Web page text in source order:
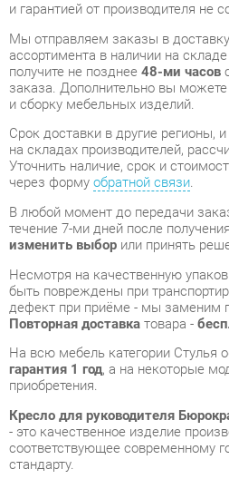
заказа. Дополнительно вы можете
и сборку мебельных изделий.
Срок доставки в другие регионы, и
на складах производителей,
Уточнить наличие, срок и
через формуобратной связи.
В любой момент до передачи заказа
течение 7-ми дней после
изменить выборили принять
Несмотря на качественную
дефект при приёме - мы заменим
Повторная доставкатовара -
гарантия 1 год, а на некоторые
приобретения.
Кресло для руководителя
- это качественное изделие
соответствующее современному
стандарту.
Надеемся, вы останетесь довольны
будем рады, если вы оставите
использования, который поможет
будущим покупателям.
Кроме формы